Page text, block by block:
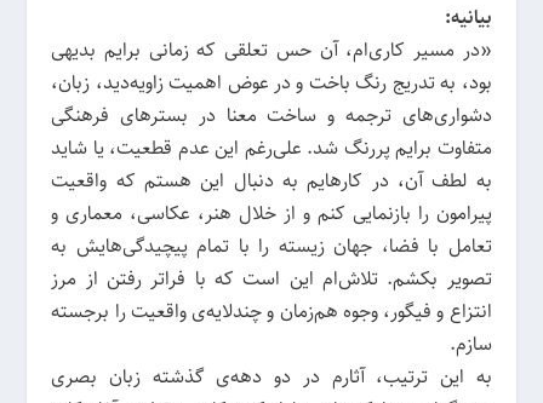
بیانیه:
«در مسیر کاری‌ام، آن حس تعلقی که زمانی برایم بدیهی
بود، به تدریج رنگ باخت و در عوض اهمیت زاویه‌دید، زبان،
دشواری‌های ترجمه و ساخت معنا در بسترهای فرهنگی
متفاوت برایم پررنگ شد. علی‌رغم این عدم قطعیت، یا شاید
به لطف آن، در کارهایم به دنبال این هستم که واقعیت
پیرامون را بازنمایی کنم و از خلال هنر، عکاسی، معماری و
تعامل با فضا، جهان زیسته را با تمام پیچیدگی‌هایش به
تصویر بکشم. تلاش‌ام این است که با فراتر رفتن از مرز
انتزاع و فیگور، وجوه هم‌زمان و چندلایه‌ی واقعیت را برجسته
سازم.
به این ترتیب، آثارم در دو دهه‌ی گذشته زبان بصری